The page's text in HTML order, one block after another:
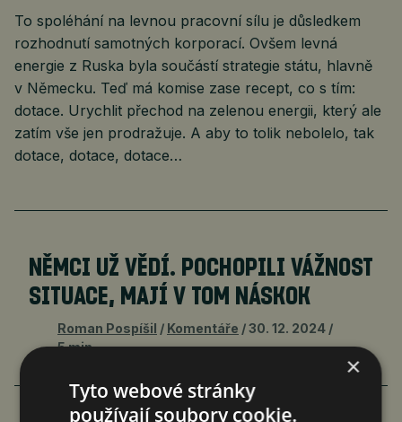
To spoléhání na levnou pracovní sílu je důsledkem
rozhodnutí samotných korporací. Ovšem levná
energie z Ruska byla součástí strategie státu, hlavně
v Německu. Teď má komise zase recept, co s tím:
dotace. Urychlit přechod na zelenou energii, který ale
zatím vše jen prodražuje. A aby to tolik nebolelo, tak
dotace, dotace, dotace…
NĚMCI UŽ VĚDÍ. POCHOPILI VÁŽNOST
SITUACE, MAJÍ V TOM NÁSKOK
Roman Pospíšil Komentáře
30. 12. 2024
5 min.
×
Tyto webové stránky
používají soubory cookie.